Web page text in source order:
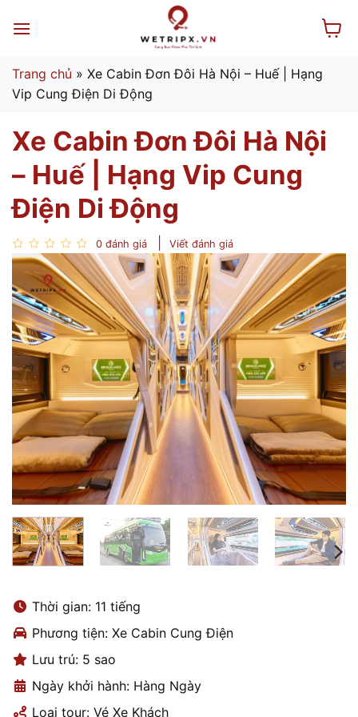
qua
dung
Trang chủ » Xe Cabin Đơn Đôi Hà Nội – Huế | Hạng
Vip Cung Điện Di Động
Xe Cabin Đơn Đôi Hà Nội
– Huế | Hạng Vip Cung
Điện Di Động
0 đánh giá Viết đánh giá
Thời gian: 11 tiếng
Phương tiện: Xe Cabin Cung Điện
Lưu trú: 5 sao
Ngày khởi hành: Hàng Ngày
Loại tour: Vé Xe Khách